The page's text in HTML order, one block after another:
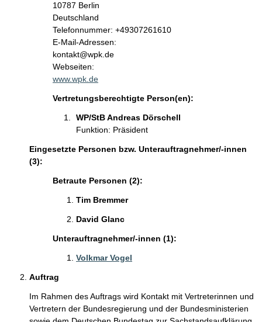
10787 Berlin
Deutschland
Kontaktinformationen:
Telefonnummer: +49307261610
E-Mail-Adressen:
kontakt@wpk.de
Webseiten:
www.wpk.de
Vertretungsberechtigte Person(en):
WP/StB Andreas Dörschell
Funktion: Präsident
Eingesetzte Personen bzw. Unterauftragnehmer/-innen
(3):
Betraute Personen (2):
Tim Bremmer
David Glanc
Unterauftragnehmer/-innen (1):
Volkmar Vogel
Auftrag
Im Rahmen des Auftrags wird Kontakt mit Vertreterinnen und
Vertretern der Bundesregierung und der Bundesministerien